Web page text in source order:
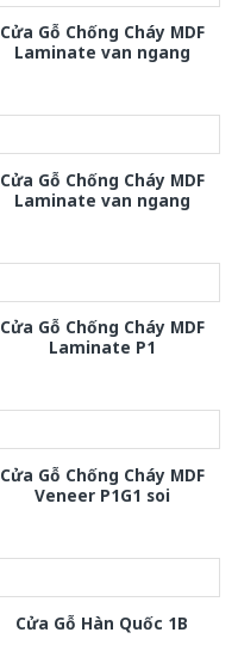
Cửa Gỗ Chống Cháy MDF
Laminate van ngang
Cửa Gỗ Chống Cháy MDF
Laminate van ngang
Cửa Gỗ Chống Cháy MDF
Laminate P1
Cửa Gỗ Chống Cháy MDF
Veneer P1G1 soi
Cửa Gỗ Hàn Quốc 1B